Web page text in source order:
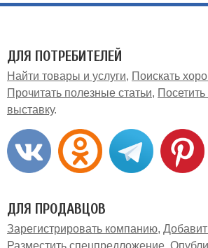
ДЛЯ ПОТРЕБИТЕЛЕЙ
Найти товары и услуги
Поискать
Прочитать полезные статьи
выставку
ДЛЯ ПРОДАВЦОВ
Зарегистрировать компанию
Разместить спецпредложение